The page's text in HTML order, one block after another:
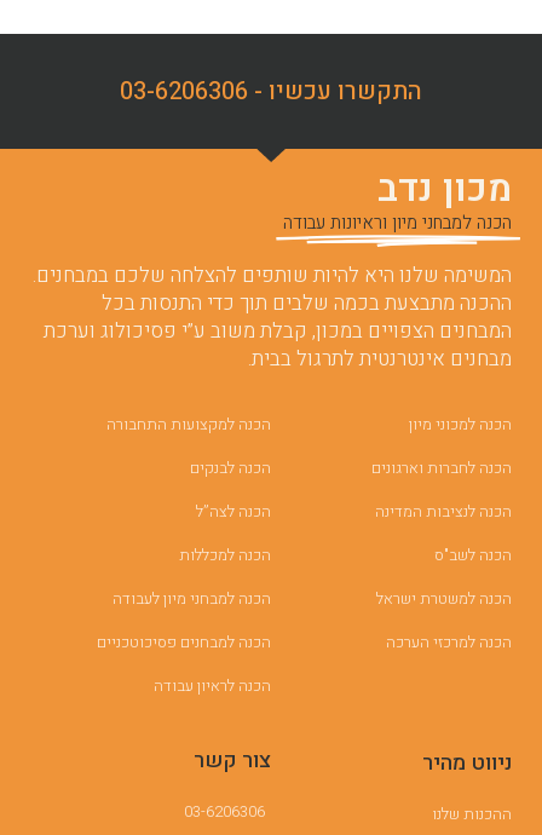
התקשרו עכשיו - 03-6206306
מכון נדב
הכנה למבחני מיון וראיונות עבודה
המשימה שלנו היא להיות שותפים להצלחה שלכם במבחנים.
ההכנה מתבצעת בכמה שלבים תוך כדי התנסות בכל
המבחנים הצפויים במכון, קבלת משוב ע”י פסיכולוג וערכת
מבחנים אינטרנטית לתרגול בבית.
הכנה למכוני מיון
הכנה לחברות וארגונים
הכנה לנציבות המדינה
הכנה לשב"ס
הכנה למשטרת ישראל
הכנה למרכזי הערכה
הכנה למקצועות התחבורה
הכנה לבנקים
הכנה לצה”ל
הכנה למכללות
הכנה למבחני מיון לעבודה
הכנה למבחנים פסיכוטכניים
הכנה לראיון עבודה
ניווט מהיר
ההכנות שלנו
צור קשר
03-6206306